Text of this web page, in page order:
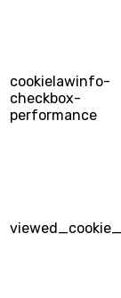
cookielawinfo-
checkbox-
performance